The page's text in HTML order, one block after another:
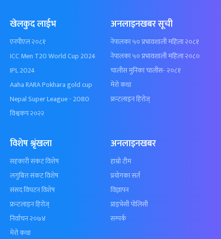
खेलकुद लाईभ
एनपीएल २०८१
ICC Men T20 World Cup 2024
IPL 2024
Aaha RARA Pokhara gold cup
Nepal Super League - 2080
विश्वकप २०२२
अनलाइनखबर सूची
नेपालका ५० प्रभावशाली महिला २०८१
नेपालका ५० प्रभावशाली महिला २०८०
चालीस मुनिका चालीस- २०८१
मेरो कथा
फ्रन्टलाइन हिरोज्
विशेष श्रृंखला
सहकारी संकट विशेष
लगुबित्त संकट विशेष
संसद विघटन विशेष
फ्रन्टलाइन हिरोज्
निर्वाचन २०७४
मेरो कथा
अनलाइनखबर
हाम्रो टीम
प्रयोगका सर्त
विज्ञापन
प्राइभेसी पोलिसी
सम्पर्क